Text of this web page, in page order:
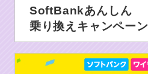
SoftBankあんしん
乗り換えキャンペーン